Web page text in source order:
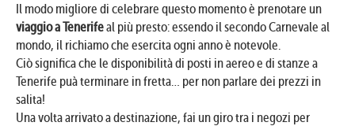
Il modo migliore di celebrare questo momento è prenotare un
viaggio a Tenerifeal più presto: essendo il secondo Carnevale al
mondo, il richiamo che esercita ogni anno è notevole.
Ciò significa che le disponibilità di posti in aereo e di stanze a
Tenerife puà terminare in fretta… per non parlare dei prezzi in
salita!
Una volta arrivato a destinazione, fai un giro tra i negozi per